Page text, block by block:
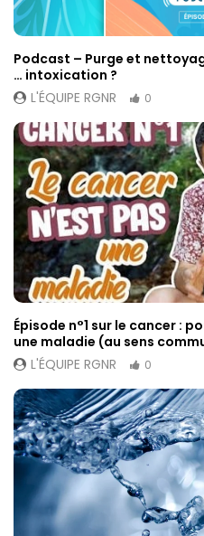
Podcast – Purge et
… intoxication ?
L'ÉQUIPE RGNR
0
Épisode n°1 sur le cancer :
une maladie (au sens
L'ÉQUIPE RGNR
0